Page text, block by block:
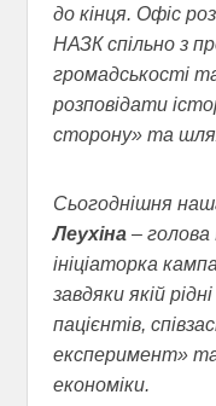
до кінця. Офіс
НАЗК спільно з
громадськості
розповідати
сторону» та
Сьогоднішня
Леухіна– голова
ініціаторка
завдяки якій
пацієнтів,
експеримент» та
економіки.